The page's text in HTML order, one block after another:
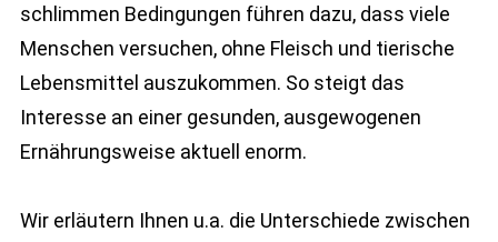
schlimmen Bedingungen führen dazu, dass viele
Menschen versuchen, ohne Fleisch und tierische
Lebensmittel auszukommen. So steigt das
Interesse an einer gesunden, ausgewogenen
Ernährungsweise aktuell enorm.
Wir erläutern Ihnen u.a. die Unterschiede zwischen